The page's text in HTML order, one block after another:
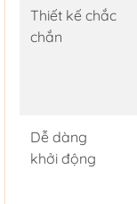
Thiết kế chắc
chắn
Dễ dàng
khởi động